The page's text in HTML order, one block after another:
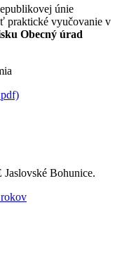
únie
praktické vyučovanie v
Obecný úrad
Bohunice.